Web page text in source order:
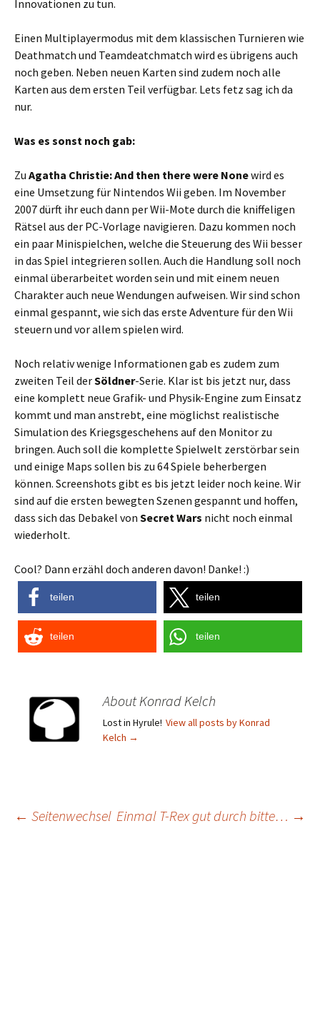
Innovationen zu tun.
Einen Multiplayermodus mit dem klassischen Turnieren wie
Deathmatch und Teamdeatchmatch wird es übrigens auch
noch geben. Neben neuen Karten sind zudem noch alle
Karten aus dem ersten Teil verfügbar. Lets fetz sag ich da
nur.
Was es sonst noch gab:
Zu Agatha Christie: And then there were Nonewird es
eine Umsetzung für Nintendos Wii geben. Im November
2007 dürft ihr euch dann per Wii-Mote durch die kniffeligen
Rätsel aus der PC-Vorlage navigieren. Dazu kommen noch
ein paar Minispielchen, welche die Steuerung des Wii besser
in das Spiel integrieren sollen. Auch die Handlung soll noch
einmal überarbeitet worden sein und mit einem neuen
Charakter auch neue Wendungen aufweisen. Wir sind schon
einmal gespannt, wie sich das erste Adventure für den Wii
steuern und vor allem spielen wird.
Noch relativ wenige Informationen gab es zudem zum
zweiten Teil derSöldner-Serie. Klar ist bis jetzt nur, dass
eine komplett neue Grafik- und Physik-Engine zum Einsatz
kommt und man anstrebt, eine möglichst realistische
Simulation des Kriegsgeschehens auf den Monitor zu
bringen. Auch soll die komplette Spielwelt zerstörbar sein
und einige Maps sollen bis zu 64 Spiele beherbergen
können. Screenshots gibt es bis jetzt leider noch keine. Wir
sind auf die ersten bewegten Szenen gespannt und hoffen,
dass sich das Debakel von Secret Wars nicht noch einmal
wiederholt.
Cool? Dann erzähl doch anderen davon! Danke! :)
teilen teilen
teilen teilen
About Konrad Kelch
Lost in Hyrule! View all posts by Konrad
Kelch →
Post
← Seitenwechsel Einmal T-Rex gut durch bitte… →